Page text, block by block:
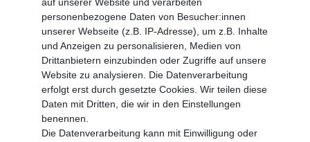
Fragen und Antworten
Zahlungsarten
MEIN KONTO
Altgeräte Verordnung
Login
Registrieren
Vertrag widerrufen
personenbezogene Daten von Besucher:innen
unserer Webseite (z.B. IP-Adresse), um z.B. Inhalte
und Anzeigen zu personalisieren, Medien von
Drittanbietern einzubinden oder Zugriffe auf unsere
Website zu analysieren. Die Datenverarbeitung
erfolgt erst durch gesetzte Cookies. Wir teilen diese
Daten mit Dritten, die wir in den Einstellungen
benennen.
Die Datenverarbeitung kann mit Einwilligung oder